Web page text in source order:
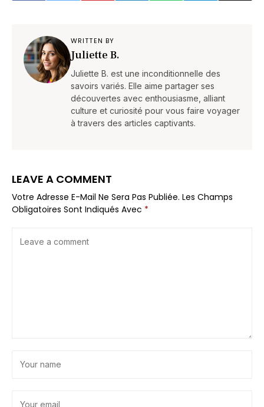
WRITTEN BY
Juliette B.
Juliette B. est une inconditionnelle des
savoirs variés. Elle aime partager ses
découvertes avec enthousiasme, alliant
culture et curiosité pour vous faire voyager
à travers des articles captivants.
LEAVE A COMMENT
Votre Adresse E-Mail Ne Sera Pas Publiée. Les Champs
Obligatoires Sont Indiqués Avec *